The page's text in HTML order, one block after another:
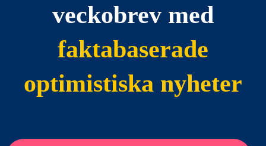
veckobrev med
faktabaserade
optimistiska nyheter